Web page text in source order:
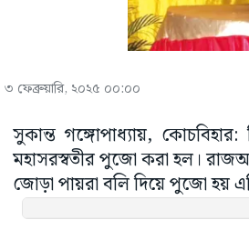
৩ ফেব্রুয়ারি, ২০২৫ ০০:০০
সুকান্ত গঙ্গোপাধ্যায়,
মহাসরস্বতীর পুজো করা হল।
জোড়া পায়রা বলি দিয়ে পুজো হয়